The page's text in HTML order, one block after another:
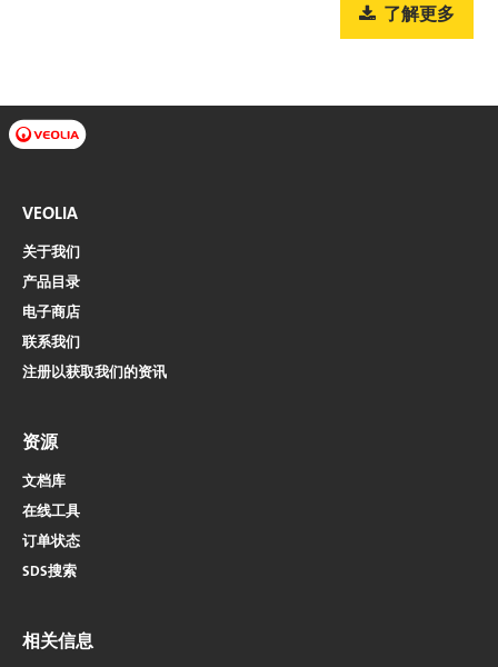
了解更多
VEOLIA
关于我们
产品目录
电子商店​​​​​​​
联系我们
注册以获取我们的资讯
资源
文档库
在线工具
订单状态
SDS搜索
相关信息